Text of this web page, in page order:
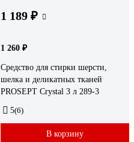
1 189 ₽
1 260 ₽
Средство для стирки шерсти,
шелка и деликатных тканей
PROSEPT Crystal 3 л 289-3
5(6)
В корзину